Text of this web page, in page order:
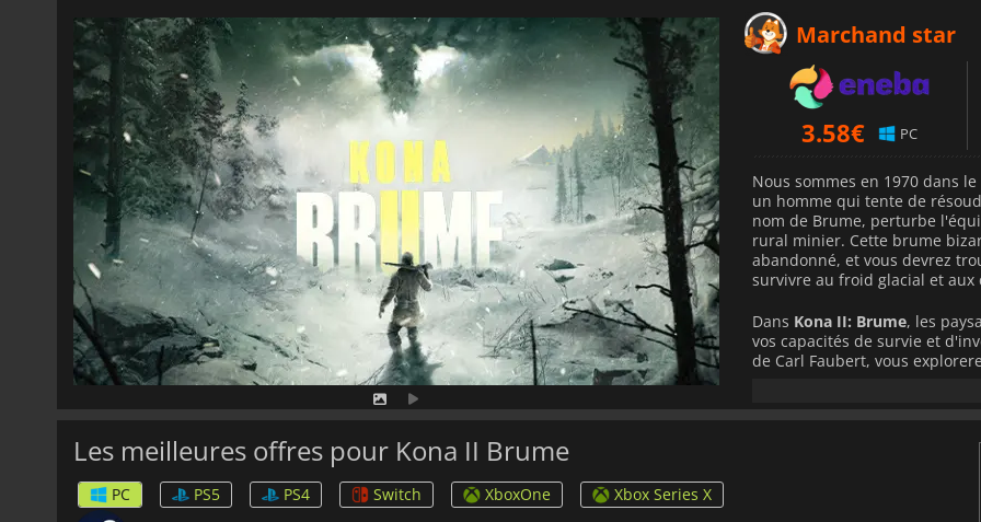
Marchand star
3.58€ PC
Nous sommes en 1970 dans
un homme qui tente de
nom de Brume, perturbe
rural minier. Cette brume
abandonné, et vous devrez
survivre au froid glacial et
Dans Kona II: Brume, les
vos capacités de survie et
de Carl Faubert, vous
recherche d'un abri. Bientôt,
Serez-vous capable de
jours comme un cadavre gelé
Les meilleures offres pour Kona II Brume
PC PS5 PS4 Switch XboxOne
Xbox Series X